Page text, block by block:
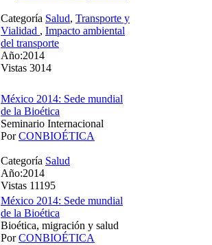
Categoría Salud, Transporte y
Vialidad , Impacto ambiental
del transporte
Año:2014
Vistas 3014
México 2014: Sede mundial
de la Bioética
Seminario Internacional
PorCONBIOÉTICA
Categoría Salud
Año:2014
Vistas 11195
México 2014: Sede mundial
de la Bioética
Bioética, migración y salud
PorCONBIOÉTICA